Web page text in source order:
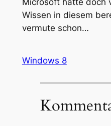
Microsoft hatte doch
Wissen in diesem
vermute schon…
Windows 8